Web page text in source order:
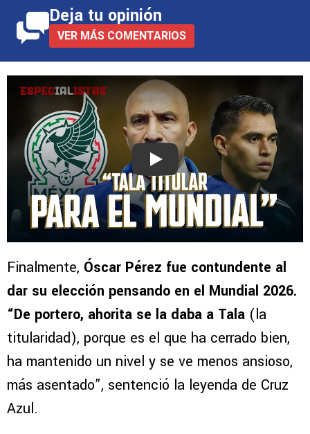
Deja tu opinión
VER MÁS COMENTARIOS
Play
Finalmente, Óscar Pérez fue contundente al
dar su elección pensando en el Mundial 2026.
“De portero, ahorita se la daba a Tala (la
titularidad), porque es el que ha cerrado bien,
ha mantenido un nivel y se ve menos ansioso,
más asentado”, sentenció la leyenda de Cruz
Azul.